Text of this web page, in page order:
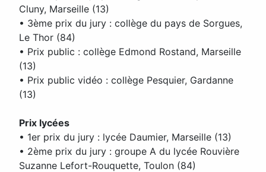
Cluny, Marseille (13)
• 3ème prix du jury : collège du pays de Sorgues,
Le Thor (84)
• Prix public : collège Edmond Rostand, Marseille
(13)
• Prix public vidéo : collège Pesquier, Gardanne
(13)
Prix lycées
• 1er prix du jury : lycée Daumier, Marseille (13)
• 2ème prix du jury : groupe A du lycée Rouvière
Suzanne Lefort-Rouquette, Toulon (84)